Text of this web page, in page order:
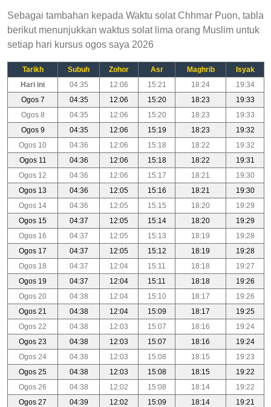
Sebagai tambahan kepada Waktu solat Chhmar Puon, tabla
berikut menunjukkan waktus solat lima orang Muslim untuk
setiap hari kursus ogos saya 2026
Tarikh Subuh Zohor Asr Maghrib
Isyak
Hari ini
04:35 12:06 15:21 18:24
19:34
Ogos 7
04:35 12:06 15:20 18:23
19:33
Ogos 8
04:35 12:06 15:20 18:23
19:33
Ogos 9
04:35 12:06 15:19 18:23
19:32
Ogos 10
04:36 12:06 15:18 18:22
19:32
Ogos 11
04:36 12:06 15:18 18:22
19:31
Ogos 12
04:36 12:06 15:17 18:21
19:30
Ogos 13
04:36 12:05 15:16 18:21
19:30
Ogos 14
04:36 12:05 15:15 18:20
19:29
Ogos 15
04:37 12:05 15:14 18:20
19:29
Ogos 16
04:37 12:05 15:13 18:19
19:28
Ogos 17
04:37 12:05 15:12 18:19
19:28
Ogos 18
04:37 12:04 15:11 18:18
19:27
Ogos 19
04:37 12:04 15:11 18:18
19:26
Ogos 20
04:38 12:04 15:10 18:17
19:26
Ogos 21
04:38 12:04 15:09 18:17
19:25
Ogos 22
04:38 12:03 15:07 18:16
19:24
Ogos 23
04:38 12:03 15:07 18:16
19:24
Ogos 24
04:38 12:03 15:08 18:15
19:23
Ogos 25
04:38 12:03 15:08 18:15
19:22
Ogos 26
04:38 12:02 15:08 18:14
19:22
Ogos 27
04:39 12:02 15:09 18:14
19:21